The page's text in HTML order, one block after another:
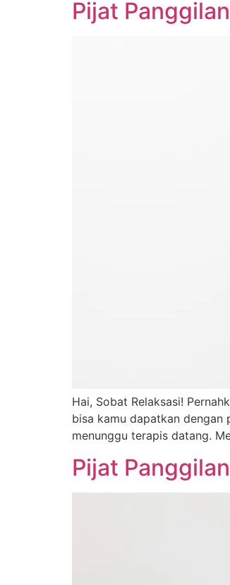
Pijat
Hai, Sobat Relaksasi!
bisa kamu dapatkan dengan
menunggu terapis datang.
Pijat